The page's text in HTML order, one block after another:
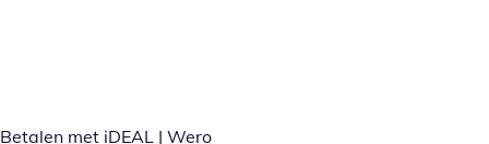
Betalen met iDEAL | Wero